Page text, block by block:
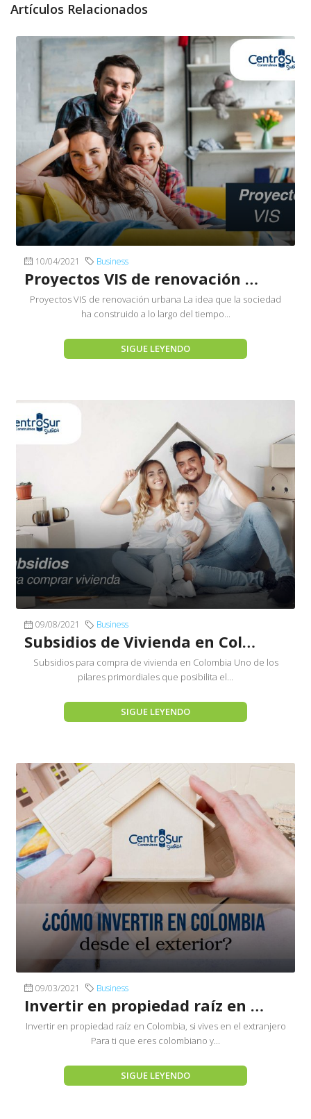
Artículos Relacionados
10/04/2021 Business
Proyectos VIS de renovación urbana
Proyectos VIS de renovación urbana La idea que la sociedad
ha construido a lo largo del tiempo...
SIGUE LEYENDO
09/08/2021 Business
Subsidios de Vivienda en Colombia
Subsidios para compra de vivienda en Colombia Uno de los
pilares primordiales que posibilita el...
SIGUE LEYENDO
09/03/2021 Business
Invertir en propiedad raíz en Colombia
Invertir en propiedad raíz en Colombia, si vives en el extranjero
Para ti que eres colombiano y...
SIGUE LEYENDO